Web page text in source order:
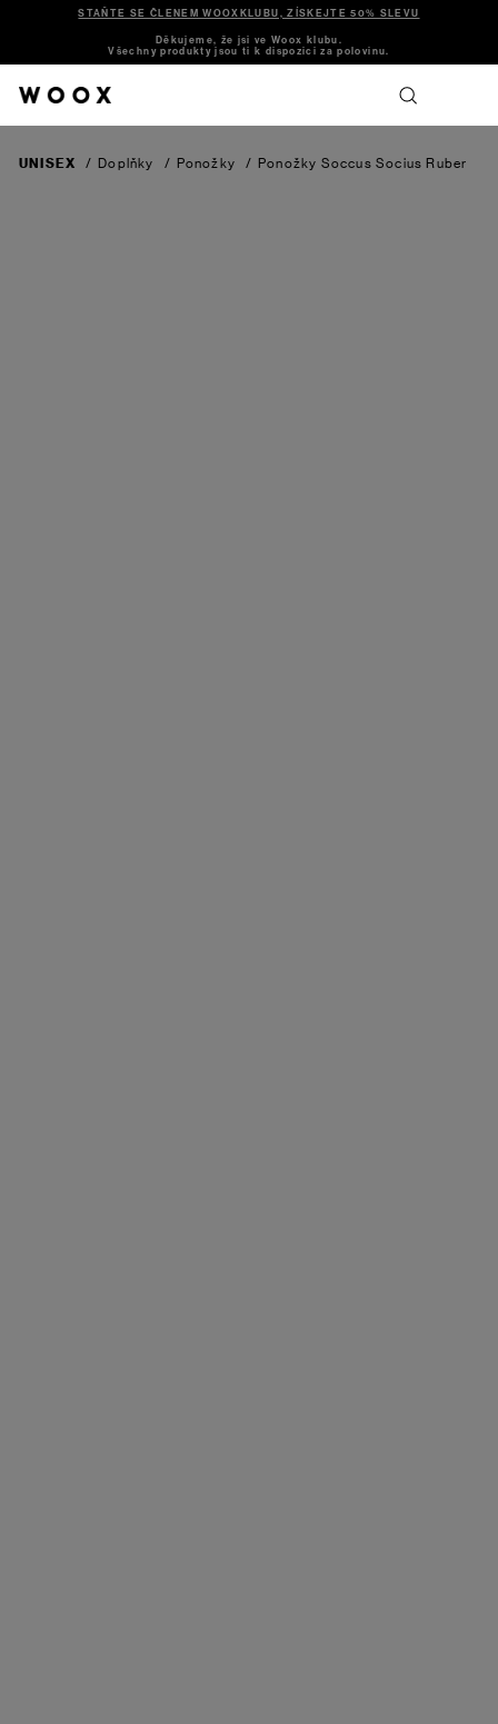
STAŇTE SE ČLENEM WOOXKLUBU, ZÍSKEJTE 50% SLEVU
Děkujeme, že jsi ve Woox klubu.
Všechny produkty jsou ti k dispozici za polovinu.
UNISEX / Doplňky / Ponožky / Ponožky Soccus Socius Ruber